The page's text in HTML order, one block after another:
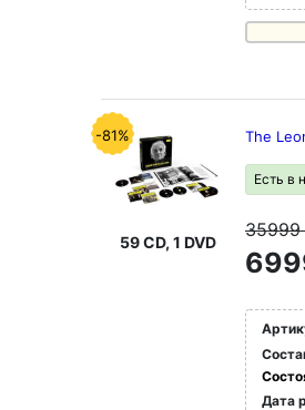
-81%
59 CD, 1 DVD
The
Есть в
35999
Дата